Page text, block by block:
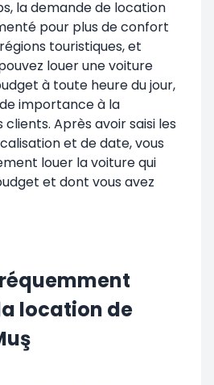
la demande de location
pour plus de confort
touristiques, et
louer une voiture
à toute heure du jour,
importance à la
Après avoir saisi les
et de date, vous
louer la voiture qui
et dont vous avez
location de